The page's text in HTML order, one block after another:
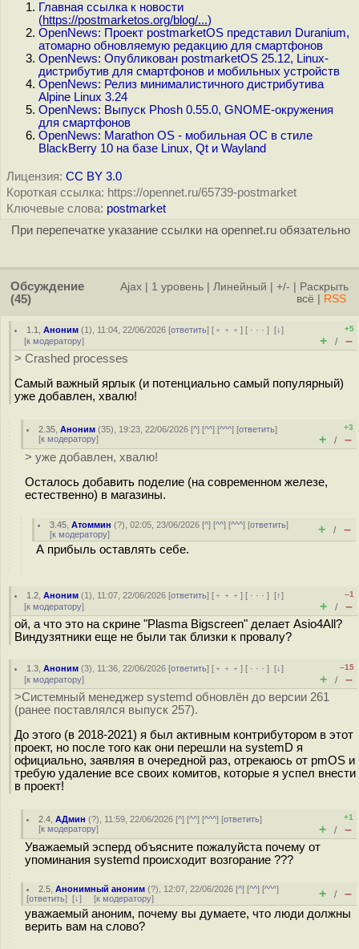
Главная ссылка к новости
(https://postmarketos.org/blog/...)
OpenNews: Проект postmarketOS представил Duranium,
атомарно обновляемую редакцию для смартфонов
OpenNews: Опубликован postmarketOS 25.12, Linux-
дистрибутив для смартфонов и мобильных устройств
OpenNews: Релиз минималистичного дистрибутива
Alpine Linux 3.24
OpenNews: Выпуск Phosh 0.55.0, GNOME-окружения
для смартфонов
OpenNews: Marathon OS - мобильная ОС в стиле
BlackBerry 10 на базе Linux, Qt и Wayland
Лицензия: CC BY 3.0
Короткая ссылка: https://opennet.ru/65739-postmarket
Ключевые слова: postmarket
При перепечатке указание ссылки на opennet.ru обязательно
Обсуждение
(45)
Ajax 1 уровень Линейный +/-
Раскрыть
всё
RSS
1.1 ,Аноним (1), 11:04, 22/06/2026 [ответить] [ ﹢﹢﹢] [ · · ·][↓]
[к модератору]
+5
+ / –
> Crashed processes
Самый важный ярлык (и потенциально самый популярный)
уже добавлен, хвалю!
2.35 ,Аноним (35), 19:23, 22/06/2026 [^] [^^] [^^^] [ответить]
[к модератору]
+3
+ / –
> уже добавлен, хвалю!
Осталось добавить поделие (на современном железе,
естественно) в магазины.
3.45 ,Атоммин (?), 02:05, 23/06/2026 [^] [^^] [^^^] [ответить]
[к модератору] + / –
А прибыль оставлять себе.
1.2 ,Аноним (1), 11:07, 22/06/2026 [ответить] [ ﹢﹢﹢] [ · · ·][↑]
[к модератору]
–1
+ / –
ой, а что это на скрине "Plasma Bigscreen" делает Asio4All?
Виндузятники еще не были так близки к провалу?
1.3 ,Аноним (3), 11:36, 22/06/2026 [ответить] [ ﹢﹢﹢] [ · · ·][↓]
[к модератору]
–15
+ / –
>Системный менеджер systemd обновлён до версии 261
(ранее поставлялся выпуск 257).
До этого (в 2018-2021) я был активным контрибутором в этот
проект, но после того как они перешли на systemD я
официально, заявляя в очередной раз, отрекаюсь от pmOS и
требую удаление все своих комитов, которые я успел внести
в проект!
2.4 ,АДмин (?), 11:59, 22/06/2026 [^] [^^] [^^^] [ответить]
[к модератору]
+1
+ / –
Уважаемый эсперд объясните пожалуйста почему от
упоминания systemd происходит возгорание ???
2.5 ,Анонимный аноним (?), 12:07, 22/06/2026 [^] [^^] [^^^]
[ответить] [↓] [к модератору] + / –
уважаемый аноним, почему вы думаете, что люди должны
верить вам на слово?